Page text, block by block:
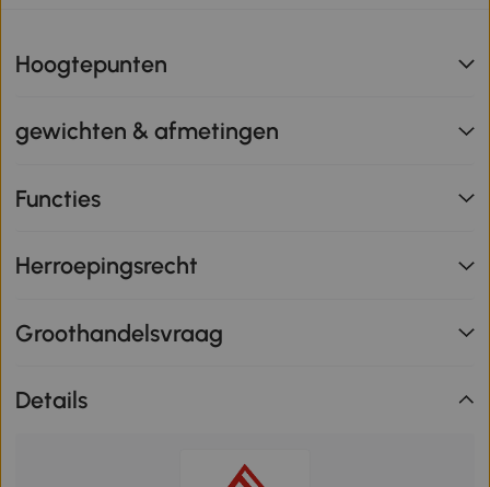
Hoogtepunten
gewichten & afmetingen
Functies
Herroepingsrecht
Groothandelsvraag
Details